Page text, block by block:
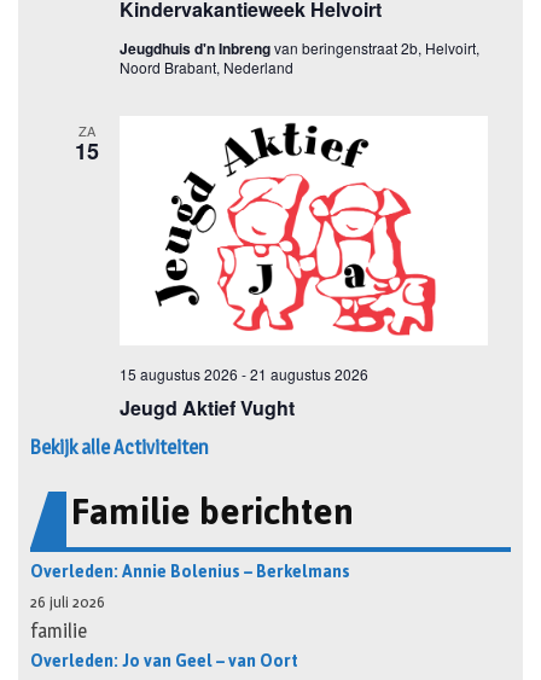
Bekijk alle Activiteiten
Familie berichten
Overleden: Annie Bolenius – Berkelmans
26 juli 2026
familie
Overleden: Jo van Geel – van Oort